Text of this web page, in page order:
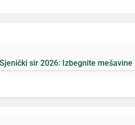
Izbegnite mešavine i nađite pravi